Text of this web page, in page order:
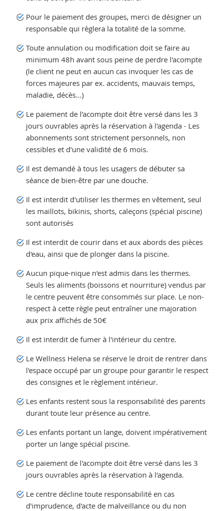
Pour le paiement des groupes, merci de désigner un
responsable qui règlera la totalité de la somme.
Toute annulation ou modification doit se faire au
minimum 48h avant sous peine de perdre l'acompte
(le client ne peut en aucun cas invoquer les cas de
forces majeures par ex. accidents, mauvais temps,
maladie, décès...)
Le paiement de l'acompte doit être versé dans les 3
jours ouvrables après la réservation à l'agenda - Les
abonnements sont strictement personnels, non
cessibles et d'une validité de 6 mois.
Il est demandé à tous les usagers de débuter sa
séance de bien-être par une douche.
Il est interdit d'utiliser les thermes en vêtement, seul
les maillots, bikinis, shorts, caleçons (spécial piscine)
sont autorisés
Il est interdit de courir dans et aux abords des pièces
d'eau, ainsi que de plonger dans la piscine.
Aucun pique-nique n'est admis dans les thermes.
Seuls les aliments (boissons et nourriture) vendus par
le centre peuvent être consommés sur place. Le non-
respect à cette règle peut entraîner une majoration
aux prix affichés de 50€
Il est interdit de fumer à l'intérieur du centre.
Le Wellness Helena se réserve le droit de rentrer dans
l'espace occupé par un groupe pour garantir le respect
des consignes et le règlement intérieur.
Les enfants restent sous la responsabilité des parents
durant toute leur présence au centre.
Les enfants portant un lange, doivent impérativement
porter un lange spécial piscine.
Le paiement de l'acompte doit être versé dans les 3
jours ouvrables après la réservation à l'agenda.
Le centre décline toute responsabilité en cas
d'imprudence, d'acte de malveillance ou du non